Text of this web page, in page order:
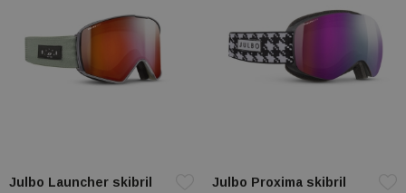
Julbo Launcher skibril
Julbo Proxima skibril